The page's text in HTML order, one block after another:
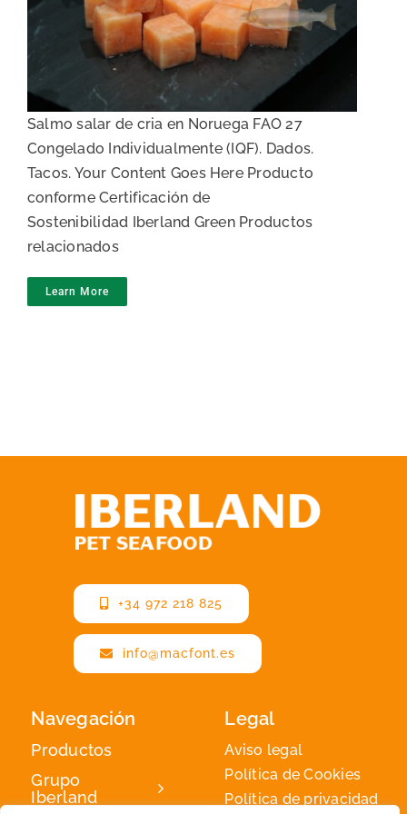
Dados de salmón
Salmo salar de cria en Noruega FAO 27
Congelado Individualmente (IQF). Dados.
Tacos. Your Content Goes Here Producto
conforme Certificación de
Sostenibilidad Iberland Green Productos
relacionados
Learn More
+34 972 218 825
info@macfont.es
Navegación
Productos
Grupo
Iberland
Legal
Aviso legal
Política de Cookies
Política de privacidad